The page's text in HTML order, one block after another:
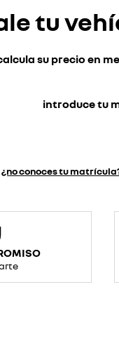
tu
su precio en
introduce tu
¿no conoces tu